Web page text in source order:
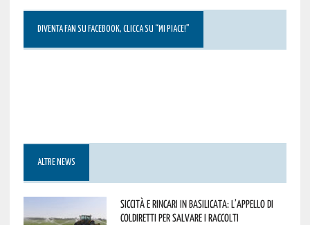
DIVENTA FAN SU FACEBOOK, CLICCA SU “MI PIACE!”
ALTRE NEWS
Siccità e rincari in Basilicata: l’appello di
Coldiretti per salvare i raccolti